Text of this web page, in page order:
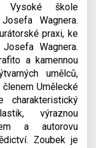
Vysoké škole
Wagnera.
praxi, ke
Wagnera.
a kamennou
umělců,
Umělecké
výraznou
a autorovu
Zoubek je